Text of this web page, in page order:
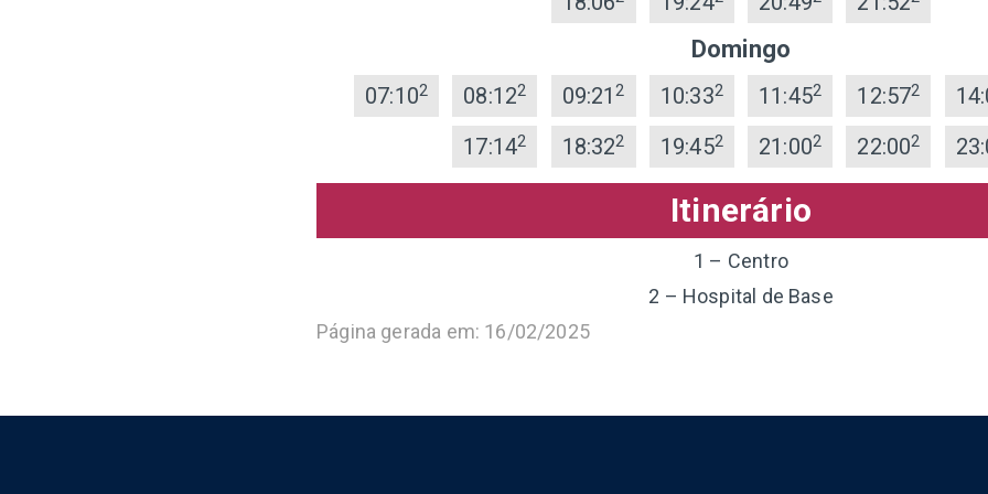
Domingo
07:102 08:122 09:212 10:332 11:452 12:572
17:142 18:322 19:452 21:002 22:002
Itinerário
1 – Centro
2 – Hospital de Base
Página gerada em: 16/02/2025